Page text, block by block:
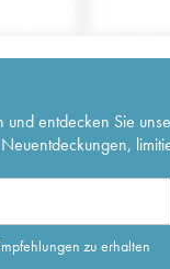
entdecken Sie
zu erhalten